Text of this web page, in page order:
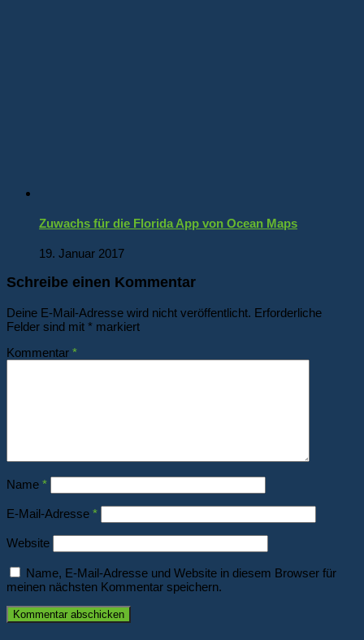
Zuwachs für die Florida App von Ocean Maps
19. Januar 2017
Schreibe einen Kommentar
Deine E-Mail-Adresse wird nicht veröffentlicht. Erforderliche
Felder sind mit * markiert
Kommentar *
Name *
E-Mail-Adresse *
Website
Name, E-Mail-Adresse und Website in diesem Browser für
meinen nächsten Kommentar speichern.